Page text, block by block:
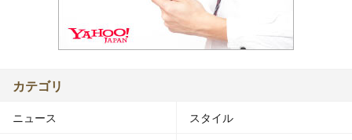
カテゴリ
ニュース スタイル